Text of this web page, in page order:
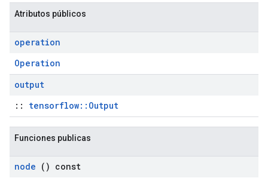
Atributos públicos
operation
Operation
output
:: tensorflow::Output
Funciones publicas
node () const